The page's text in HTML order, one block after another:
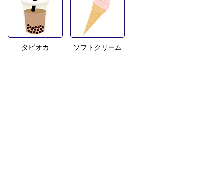
タピオカ ソフトクリーム